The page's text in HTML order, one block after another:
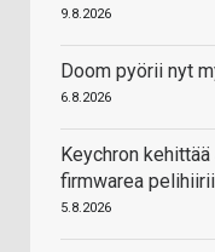
9.8.2026
Doom pyörii nyt
6.8.2026
Keychron
firmwarea
5.8.2026